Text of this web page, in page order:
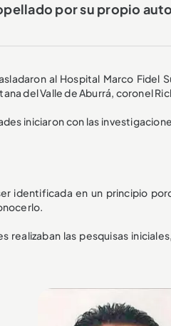
por su propio auto
al Hospital Marco Fidel
del Valle de Aburrá, coronel
iniciaron con las
identificada en un principio
realizaban las pesquisas